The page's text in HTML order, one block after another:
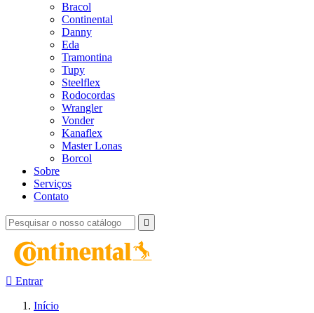
Bracol
Continental
Danny
Eda
Tramontina
Tupy
Steelflex
Rodocordas
Wrangler
Vonder
Kanaflex
Master Lonas
Borcol
Sobre
Serviços
Contato

 Entrar
Início